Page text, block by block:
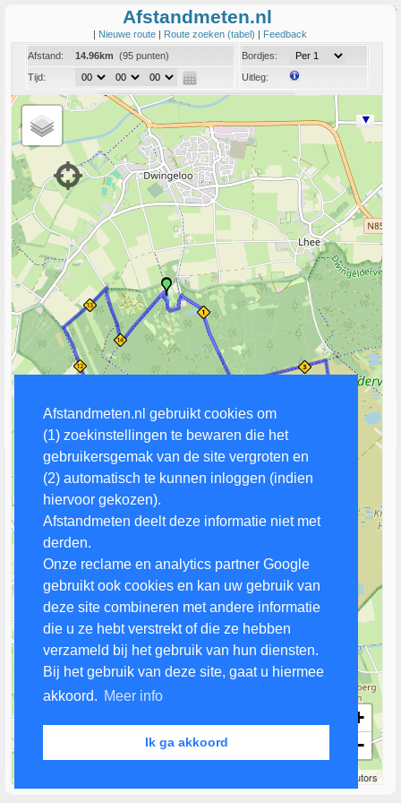
Afstandmeten.nl gebruikt cookies om
(1) zoekinstellingen te bewaren die het
gebruikersgemak van de site vergroten en
(2) automatisch te kunnen inloggen (indien
hiervoor gekozen).
Afstandmeten deelt deze informatie niet met
derden.
Onze reclame en analytics partner Google
gebruikt ook cookies en kan uw gebruik van
deze site combineren met andere informatie
die u ze hebt verstrekt of die ze hebben
verzameld bij het gebruik van hun diensten.
Bij het gebruik van deze site, gaat u hiermee
akkoord. Meer info
Ik ga akkoord
Afstandmeten.nl
| Nieuwe route | Route zoeken (tabel) | Feedback
Afstand:
14.96km (95 punten)
Tijd:
Bordjes:
Uitleg:
Coord:
Info:Link naar deze route
+
−
contributors